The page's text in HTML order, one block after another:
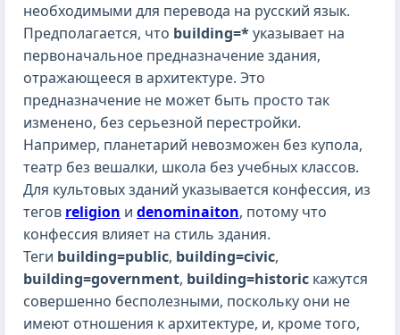
необходимыми для перевода на русский язык.
Предполагается, что building=*указывает на
первоначальное предназначение здания,
отражающееся в архитектуре. Это
предназначение не может быть просто так
изменено, без серьезной перестройки.
Например, планетарий невозможен без купола,
театр без вешалки, школа без учебных классов.
Для культовых зданий указывается конфессия, из
тегов religion и denominaiton, потому что
конфессия влияет на стиль здания.
Теги building=public, building=civic,
building=government, building=historic кажутся
совершенно бесполезными, поскольку они не
имеют отношения к архитектуре, и, кроме того,